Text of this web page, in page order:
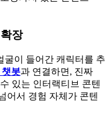
장
굴이 들어간 캐릭터를 추
봇과 연결하면, 진짜
있는 인터랙티브 콘텐
어서 경험 자체가 콘텐